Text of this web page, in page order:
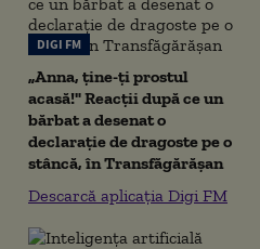
DIGI FM
„Anna, ţine-ţi prostul
acasă!" Reacţii după ce un
bărbat a desenat o
declaraţie de dragoste pe o
stâncă, în Transfăgărăşan
Descarcă aplicația Digi FM